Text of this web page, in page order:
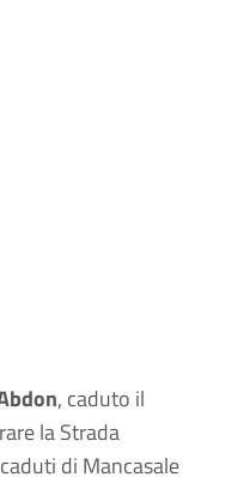
, caduto il
la Strada
di Mancasale